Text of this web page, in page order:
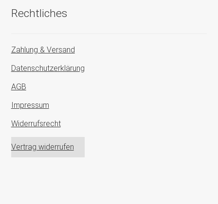
Rechtliches
Zahlung & Versand
Datenschutzerklärung
AGB
Impressum
Widerrufsrecht
Vertrag widerrufen